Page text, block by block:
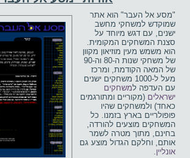
"מסע אל העבר" הוא אתר
שמוקדש למשחקי מחשב
ישנים, עם דגש מיוחד על
סצנת המשחקים המקומית.
הוא משמש מעין מוזיאון מקוון
של משחקי שנות ה-80 וה-90
של המאה הקודמת, ומרכז
מעל ל-1000 משחקים ישנים
עם העדפה למשחקים
ישראלים (מקוריים ומתורגמים
כאחד) ולמשחקים שהיו
פופולריים בארץ בזמנו. כל
המשחקים מוצעים להורדה,
בחינם, מתוך מטרה לשמר
אותם, וחלקם הגדול מוצע גם
אונליין.